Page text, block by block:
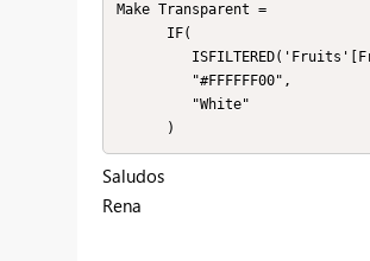
Make Transparent =
      )
Saludos
Rena